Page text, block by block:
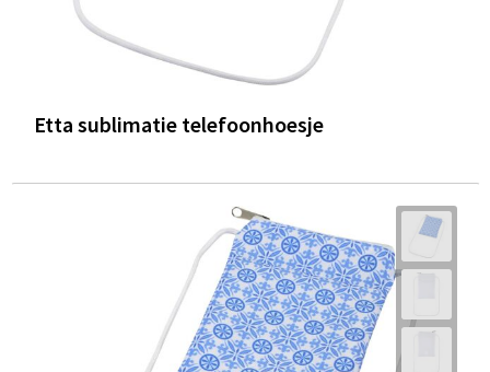
Etta sublimatie telefoonhoesje